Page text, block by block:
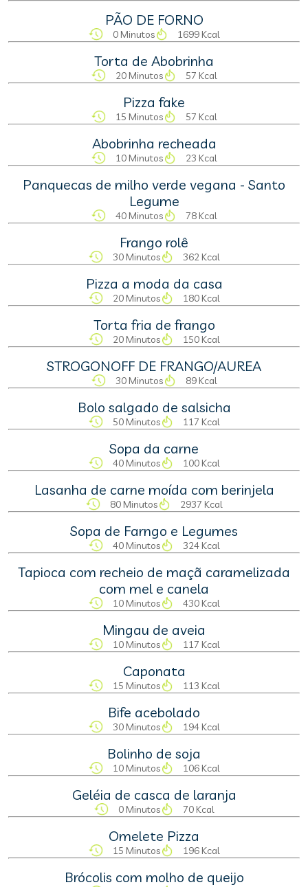
PÃO DE FORNO
0 Minutos 1699 Kcal
Torta de Abobrinha
20 Minutos 57 Kcal
Pizza fake
15 Minutos 57 Kcal
Abobrinha recheada
10 Minutos 23 Kcal
Panquecas de milho verde vegana - Santo
Legume
40 Minutos 78 Kcal
Frango rolê
30 Minutos 362 Kcal
Pizza a moda da casa
20 Minutos 180 Kcal
Torta fria de frango
20 Minutos 150 Kcal
STROGONOFF DE FRANGO/AUREA
30 Minutos 89 Kcal
Bolo salgado de salsicha
50 Minutos 117 Kcal
Sopa da carne
40 Minutos 100 Kcal
Lasanha de carne moída com berinjela
80 Minutos 2937 Kcal
Sopa de Farngo e Legumes
40 Minutos 324 Kcal
Tapioca com recheio de maçã caramelizada
com mel e canela
10 Minutos 430 Kcal
Mingau de aveia
10 Minutos 117 Kcal
Caponata
15 Minutos 113 Kcal
Bife acebolado
30 Minutos 194 Kcal
Bolinho de soja
10 Minutos 106 Kcal
Geléia de casca de laranja
0 Minutos 70 Kcal
Omelete Pizza
15 Minutos 196 Kcal
Brócolis com molho de queijo